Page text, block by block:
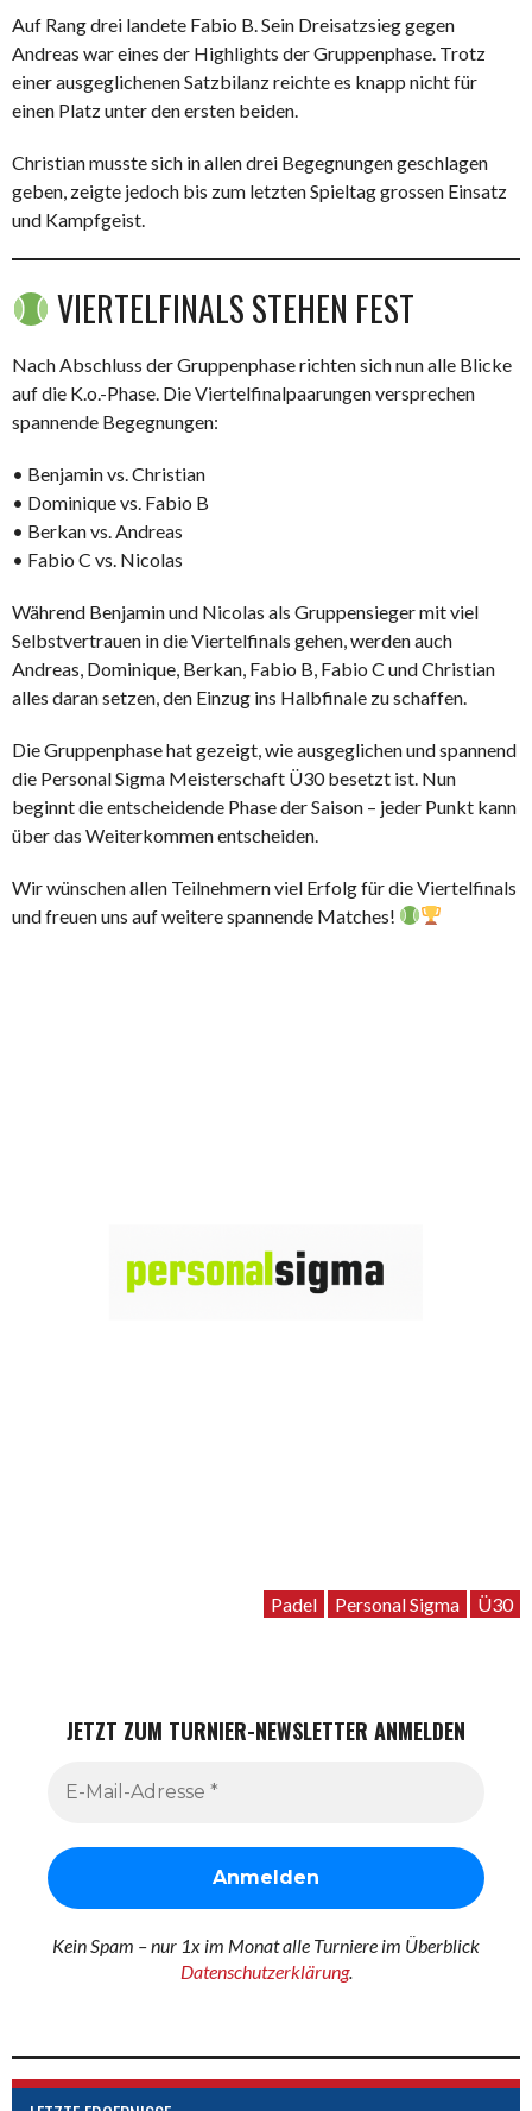
Auf Rang drei landete Fabio B. Sein Dreisatzsieg gegen
Andreas war eines der Highlights der Gruppenphase. Trotz
einer ausgeglichenen Satzbilanz reichte es knapp nicht für
einen Platz unter den ersten beiden.
Christian musste sich in allen drei Begegnungen geschlagen
geben, zeigte jedoch bis zum letzten Spieltag grossen Einsatz
und Kampfgeist.
VIERTELFINALS STEHEN FEST
Nach Abschluss der Gruppenphase richten sich nun alle Blicke
auf die K.o.-Phase. Die Viertelfinalpaarungen versprechen
spannende Begegnungen:
• Benjamin vs. Christian
• Dominique vs. Fabio B
• Berkan vs. Andreas
• Fabio C vs. Nicolas
Während Benjamin und Nicolas als Gruppensieger mit viel
Selbstvertrauen in die Viertelfinals gehen, werden auch
Andreas, Dominique, Berkan, Fabio B, Fabio C und Christian
alles daran setzen, den Einzug ins Halbfinale zu schaffen.
Die Gruppenphase hat gezeigt, wie ausgeglichen und spannend
die Personal Sigma Meisterschaft Ü30 besetzt ist. Nun
beginnt die entscheidende Phase der Saison – jeder Punkt kann
über das Weiterkommen entscheiden.
Wir wünschen allen Teilnehmern viel Erfolg für die Viertelfinals
und freuen uns auf weitere spannende Matches!
Padel Personal Sigma Ü30
JETZT ZUM TURNIER-NEWSLETTER ANMELDEN
Kein Spam – nur 1x im Monat alle Turniere im Überblick
Datenschutzerklärung.